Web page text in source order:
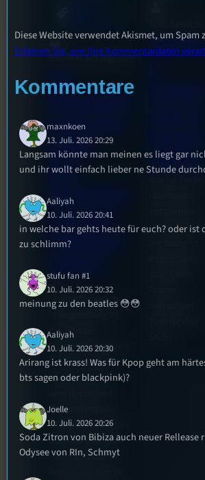
Sao-Mai Sol Nguyen
44.
Stummfil
mwoche
2026:
Ein
Interview
mit der
Festivall
Die
Stummfilmwoche
in Regensburg ist
das älteste
Stummfilmfestivals
Deutschland und
wurde auch mit
Stummfilmpreis
2022 gekürt. Diesen
Sommer geht das
Festival in die 44.
Techn
sburg
Wie ist
Und wie
Diese Website verwendet Akismet, um Spam
Erfahren Sie, wie Ihre Kommentardaten
Kommentare
maxnkoen
13. Juli. 2026 20:29
Langsam könnte man meinen es liegt gar
und ihr wollt einfach lieber ne Stunde
Aaliyah
10. Juli. 2026 20:41
in welche bar gehts heute für euch? oder ist
zu schlimm?
stufu fan #1
10. Juli. 2026 20:32
meinung zu den beatles 😳😳
Aaliyah
10. Juli. 2026 20:30
Arirang ist krass! Was für Kpop geht am
bts sagen oder blackpink)?
Joelle
10. Juli. 2026 20:26
Soda Zitron von Bibiza auch neuer Rellease
Odysee von RIn, Schmyt